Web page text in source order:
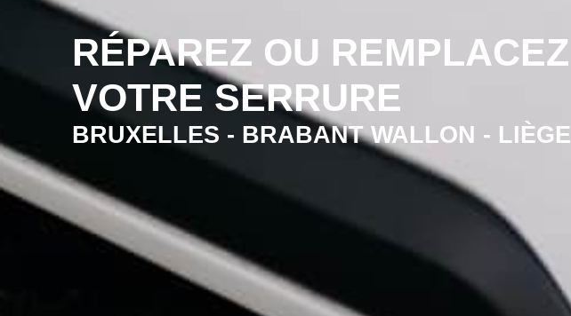
RÉPAREZ OU REMPLACEZ
VOTRE SERRURE
BRUXELLES - BRABANT WALLON - LIÈGE